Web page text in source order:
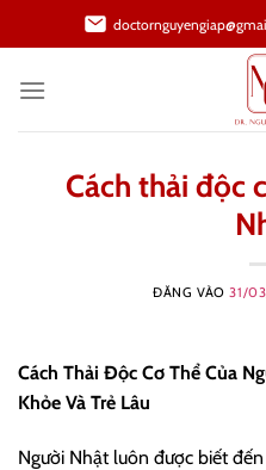
qua
dung
Cách thải độc
ĐĂNG VÀO31/
Cách Thải Độc Cơ Thể Của
Khỏe Và Trẻ Lâu
Người Nhật luôn được biết